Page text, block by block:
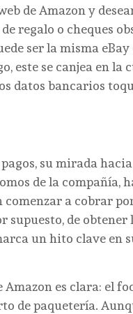
de Amazon y
regalo o cheques
ser la misma
este se canjea en la
datos bancarios
su mirada
de la compañía,
comenzar a cobrar
supuesto, de
un hito clave en
es clara: el
de paquetería.